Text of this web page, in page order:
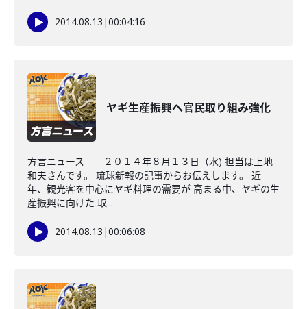
2014.08.13 |00:04:16
ヤギ生産振興へ官民取り組み強化
方言ニュース ２０１４年８月１３日（水) 担当は上地
和夫さんです。 琉球新報の記事からお伝えします。 近
年、観光客を中心にヤギ料理の需要が 高まる中、ヤギの生
産振興に向けた 取...
2014.08.13 |00:06:08